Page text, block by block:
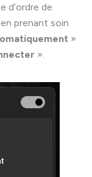
d’ordre de
prenant soin
»
».